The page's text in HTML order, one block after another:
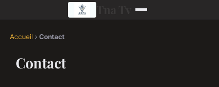
Accueil › Contact
Contact